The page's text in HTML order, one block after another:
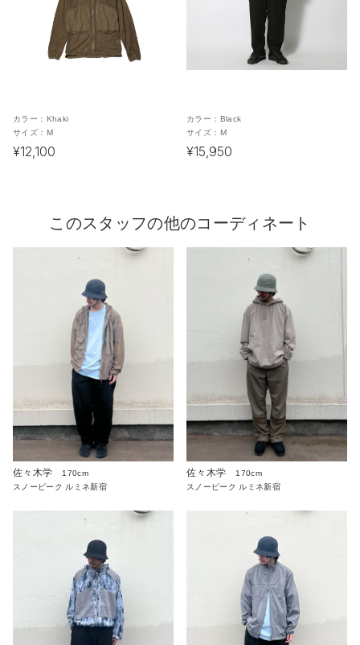
カラー： Khaki
サイズ： M
¥12,100
カラー： Black
サイズ： M
¥15,950
このスタッフの他のコーディネート
佐々木学
170cm
スノーピーク ルミネ新宿
佐々木学
170cm
スノーピーク ルミネ新宿